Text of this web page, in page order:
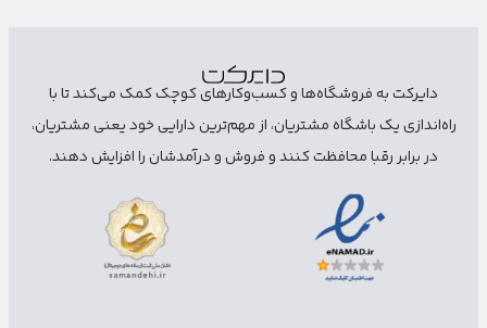
دایرکت به فروشگاه‌ها و کسب‌وکارهای کوچک کمک می‌کند تا با
راه‌اندازی یک باشگاه مشتریان، از مهم‌ترین دارایی خود یعنی مشتریان،
در برابر رقبا محافظت کنند و فروش و درآمدشان را افزایش دهند.